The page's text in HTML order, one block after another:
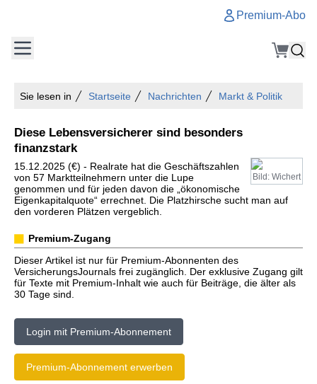
Premium-Abo
Sie lesen in Startseite Nachrichten Markt & Politik
Diese Lebensversicherer sind besonders
finanzstark
Bild: Wichert
15.12.2025 (€) - Realrate hat die Geschäftszahlen
von 57 Marktteilnehmern unter die Lupe
genommen und für jeden davon die „ökonomische
Eigenkapitalquote“ errechnet. Die Platzhirsche sucht man auf
den vorderen Plätzen vergeblich.
Premium-Zugang
Dieser Artikel ist nur für Premium-Abonnenten des
VersicherungsJournals frei zugänglich. Der exklusive Zugang gilt
für Texte mit Premium-Inhalt wie auch für Beiträge, die älter als
30 Tage sind.
Login mit Premium-Abonnement
Premium-Abonnement erwerben